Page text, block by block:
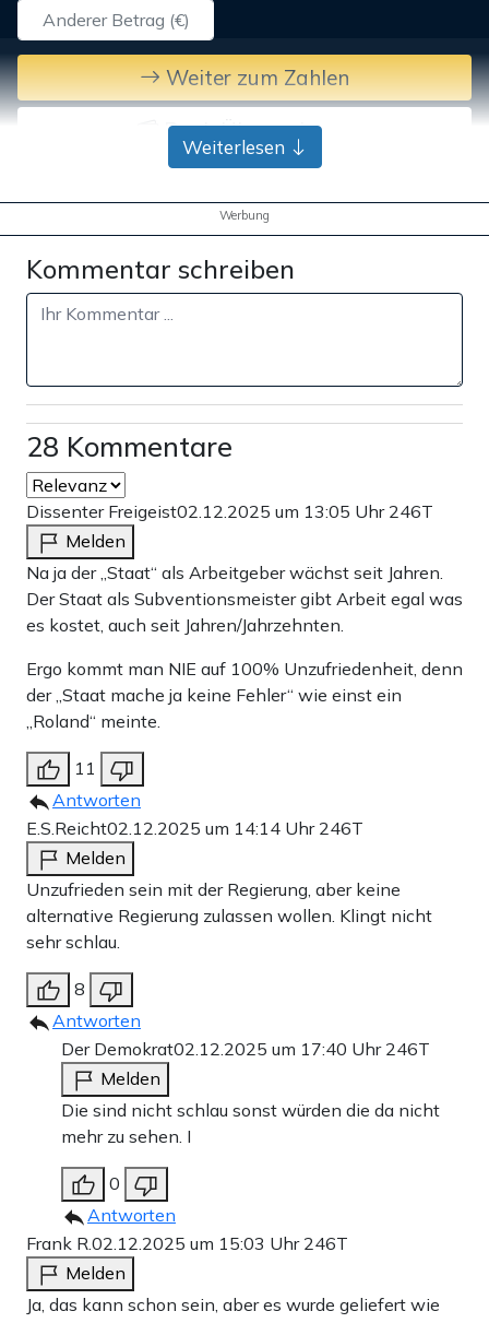
Weiter zum Zahlen
Bank-Überweisung
Weiterlesen
Werbung
Kommentar schreiben
28 Kommentare
Dissenter Freigeist02.12.2025 um 13:05 Uhr 246T
Melden
Na ja der „Staat“ als Arbeitgeber wächst seit Jahren.
Der Staat als Subventionsmeister gibt Arbeit egal was
es kostet, auch seit Jahren/Jahrzehnten.
Ergo kommt man NIE auf 100% Unzufriedenheit, denn
der „Staat mache ja keine Fehler“ wie einst ein
„Roland“ meinte.
11
Antworten
E.S.Reicht02.12.2025 um 14:14 Uhr 246T
Melden
Unzufrieden sein mit der Regierung, aber keine
alternative Regierung zulassen wollen. Klingt nicht
sehr schlau.
8
Antworten
Der Demokrat02.12.2025 um 17:40 Uhr 246T
Melden
Die sind nicht schlau sonst würden die da nicht
mehr zu sehen. I
0
Antworten
Frank R.02.12.2025 um 15:03 Uhr 246T
Melden
Ja, das kann schon sein, aber es wurde geliefert wie